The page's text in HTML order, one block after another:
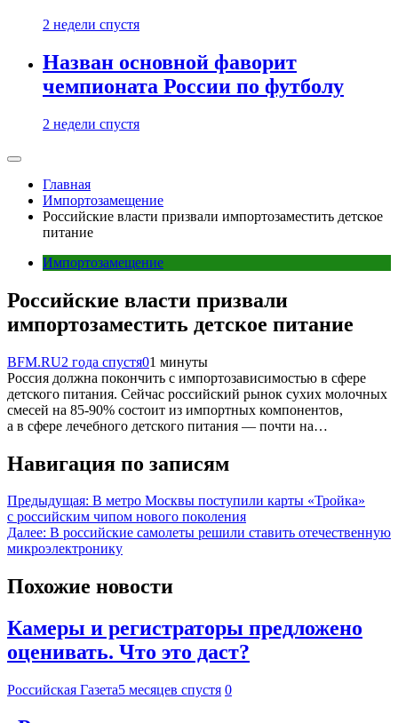
2 недели спустя
Назван основной фаворит
чемпионата России по футболу
2 недели спустя
Главная
Импортозамещение
Российские власти призвали импортозаместить детское
питание
Импортозамещение
Российские власти призвали
импортозаместить детское питание
BFM.RU2 года спустя01 минуты
Россия должна покончить с импортозависимостью в сфере
детского питания. Сейчас российский рынок сухих молочных
смесей на 85-90% состоит из импортных компонентов,
а в сфере лечебного детского питания — почти на…
Навигация по записям
Предыдущая: В метро Москвы поступили карты «Тройка»
с российским чипом нового поколения
Далее: В российские самолеты решили ставить отечественную
микроэлектронику
Похожие новости
Камеры и регистраторы предложено
оценивать. Что это даст?
Российская Газета5 месяцев спустя 0